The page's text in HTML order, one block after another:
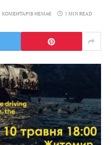
КОМЕНТАРІВ НЕМАЄ 1 MIN READ